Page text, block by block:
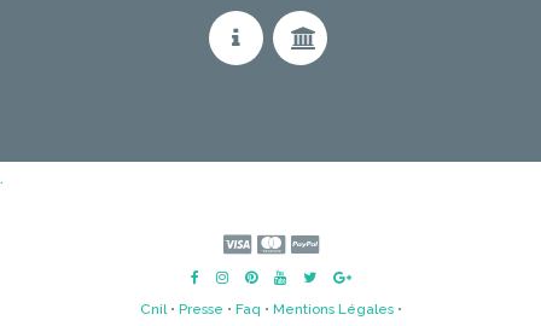
.
Cnil• Presse • Faq • Mentions Légales•